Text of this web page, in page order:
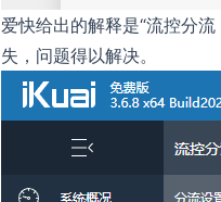
爱快给出的解释是“流控分
失，问题得以解决。